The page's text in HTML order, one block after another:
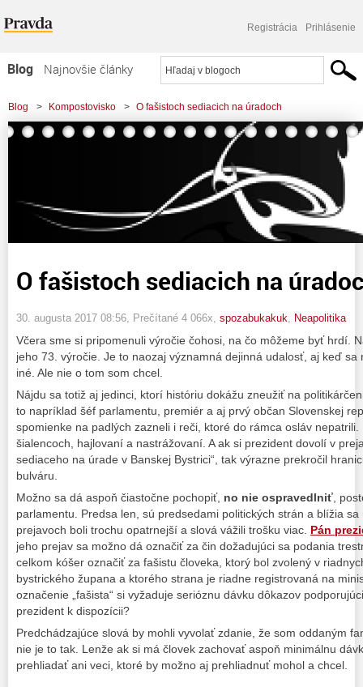
Registrácia Prihlásenie
Blog
Najnovšie články
Najčítanejšie články
Najkomentovanejšie články
Komerčné blogy
Blog > Kompostovisko > O fašistoch sediacich na úradoch
O fašistoch sediacich na
30. augusta 2017 08:56 , Prečítané 4 066x, spozabukakuk Neapolitika
Včera sme si pripomenuli výročie čohosi, na čo môžeme byť hrdí.
jeho 73. výročie. Je to naozaj významná dejinná udalosť, aj keď sa
iné. Ale nie o tom som chcel.
Nájdu sa totiž aj jedinci, ktorí históriu dokážu zneužiť na
to napríklad šéf parlamentu, premiér a aj prvý občan Slovenskej
spomienke na padlých zazneli i reči, ktoré do rámca osláv
šialencoch, hajlovaní a nastrážovaní. A ak si prezident dovolí v
sediaceho na úrade v Banskej Bystrici“, tak výrazne prekročil
bulváru.
Možno sa dá aspoň čiastočne pochopiť, no nie ospravedlniť ,
parlamentu. Predsa len, sú predsedami politických strán a blížia
prejavoch boli trochu opatrnejší a slová vážili trošku viac. Pán
jeho prejav sa možno dá označiť za čin dožadujúci sa podania
celkom kóšer označiť za fašistu človeka, ktorý bol zvolený v
bystrického župana a ktorého strana je riadne registrovaná na
označenie „fašista“ si vyžaduje serióznu dávku dôkazov
prezident k dispozícii?
Predchádzajúce slová by mohli vyvolať zdanie, že som oddaným
nie je to tak. Lenže ak si má človek zachovať aspoň minimálnu
prehliadať ani veci, ktoré by možno aj prehliadnuť mohol a chcel.